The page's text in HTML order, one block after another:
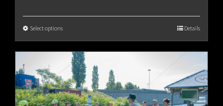
€80.00
Select options Details